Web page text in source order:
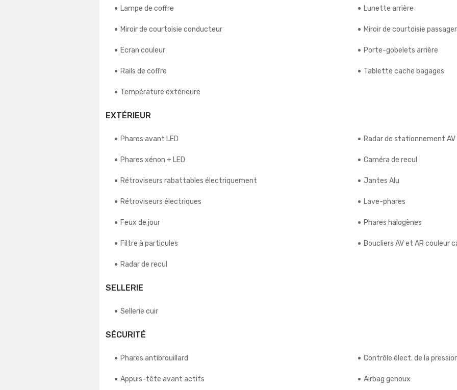
Lampe de coffre Lunette arrière
Miroir de courtoisie conducteur Miroir de courtoisie passager
Ecran couleur Porte-gobelets arrière
Rails de coffre Tablette cache bagages
Température extérieure
EXTÉRIEUR
Phares avant LED Radar de stationnement AV
Phares xénon + LED Caméra de recul
Rétroviseurs rabattables électriquement Jantes Alu
Rétroviseurs électriques Lave-phares
Feux de jour Phares halogènes
Filtre à particules Boucliers AV et AR couleur
Radar de recul
SELLERIE
Sellerie cuir
SÉCURITÉ
Phares antibrouillard Contrôle élect. de la
Appuis-tête avant actifs Airbag genoux